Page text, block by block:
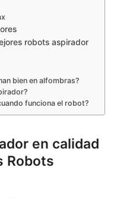
robots aspirador
bien en alfombras?
funciona el robot?
en calidad
Robots